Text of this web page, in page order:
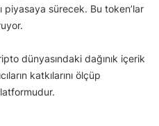
piyasaya sürecek. Bu token’lar
dünyasındaki dağınık içerik
katkılarını ölçüp